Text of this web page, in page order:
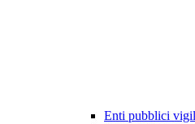
Enti pubblici